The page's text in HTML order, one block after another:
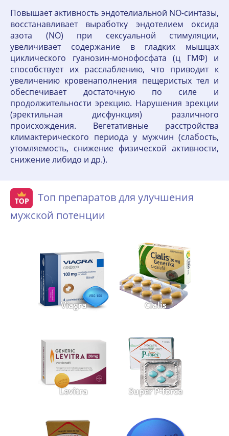
Повышает активность эндотелиальной NO-синтазы,
восстанавливает выработку эндотелием оксида
азота (NO) при сексуальной стимуляции,
увеличивает содержание в гладких мышцах
циклического гуанозин-монофосфата (ц ГМФ) и
способствует их расслаблению, что приводит к
увеличению кровенаполнения пещеристых тел и
обеспечивает достаточную по силе и
продолжительности эрекцию. Нарушения эрекции
(эректильная дисфункция) различного
происхождения. Вегетативные расстройства
климактерического периода у мужчин (слабость,
утомляемость, снижение физической активности,
снижение либидо и др.).
Топ препаратов для улучшения
мужской потенции
Viagra Cialis
Levitra Super P-force